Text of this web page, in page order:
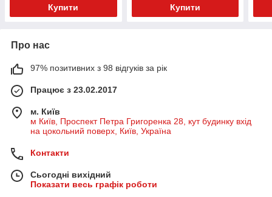
Купити Купити
Про нас
97% позитивних з 98 відгуків за рік
Працює з 23.02.2017
м. Київ
м Київ, Проспект Петра Григоренка 28, кут будинку вхід
на цокольний поверх, Київ, Україна
Контакти
Сьогодні вихідний
Показати весь графік роботи